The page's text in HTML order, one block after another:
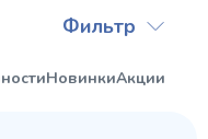
Фильтр
НовинкиАкции